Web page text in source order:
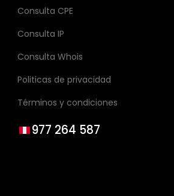
Consulta CPE
Consulta IP
Consulta Whois
Politicas de privacidad
Términos y condiciones
977 264 587